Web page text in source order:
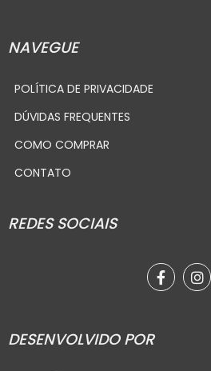
NAVEGUE
POLÍTICA DE PRIVACIDADE
DÚVIDAS FREQUENTES
COMO COMPRAR
CONTATO
REDES SOCIAIS
DESENVOLVIDO POR